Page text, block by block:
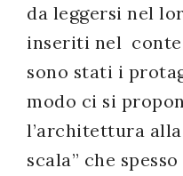
da leggersi nel
inseriti nel
sono stati i
modo ci si
l’architettura
scala” che